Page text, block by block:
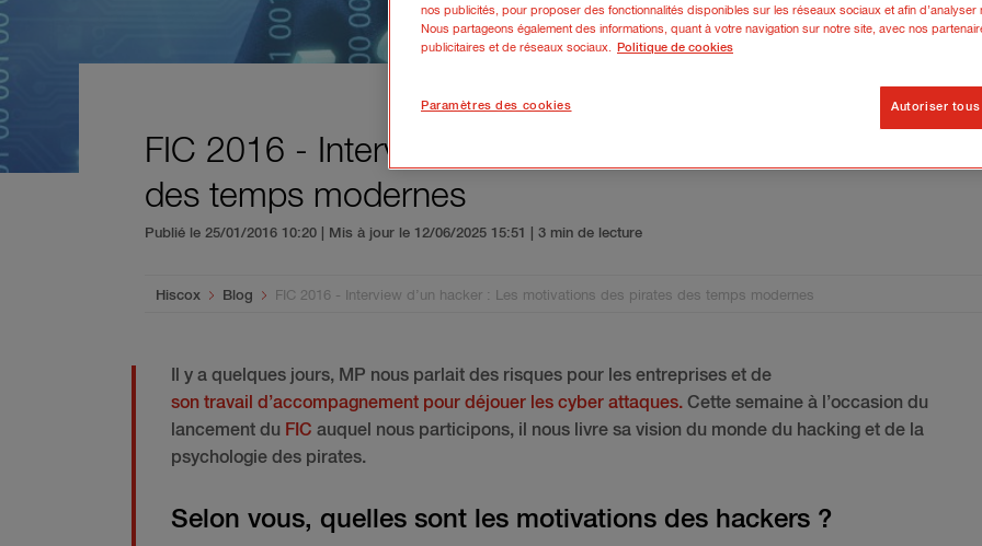
FIC 2016 - Interview d’un hacker : Les motivations des
des temps modernes
Publié le 25/01/2016 10:20 | Mis à jour le 12/06/2025 15:51 | 3 min de lecture
You are here:
Hiscox Blog FIC 2016 - Interview d’un hacker : Les motivations des pirates des temps modernes
Il y a quelques jours, MP nous parlait des risques pour les entreprises et de
son travail d’accompagnement pour déjouer les cyber attaques. Cette semaine à l’occasion du
lancement du FIC auquel nous participons, il nous livre sa vision du monde du hacking et de la
psychologie des pirates.
Selon vous, quelles sont les motivations des hackers ?
nos publicités, pour proposer des fonctionnalités disponibles sur les réseaux sociaux et afin d’analyser
Nous partageons également des informations, quant à votre navigation sur notre site, avec nos
publicitaires et de réseaux sociaux. Politique de cookies
Paramètres des cookies Autoriser